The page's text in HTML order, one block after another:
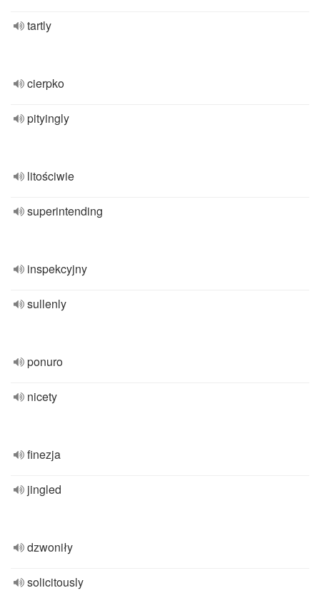
tartly
cierpko
pityingly
litościwie
superintending
inspekcyjny
sullenly
ponuro
nicety
finezja
jingled
dzwoniły
solicitously